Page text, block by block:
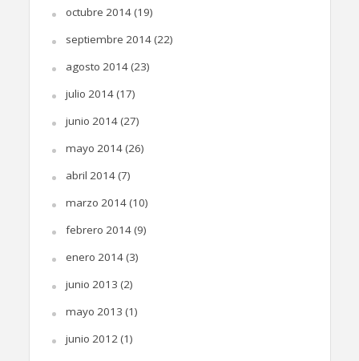
octubre 2014(19)
septiembre 2014(22)
agosto 2014(23)
julio 2014(17)
junio 2014(27)
mayo 2014(26)
abril 2014(7)
marzo 2014(10)
febrero 2014(9)
enero 2014(3)
junio 2013 (2)
mayo 2013 (1)
junio 2012(1)